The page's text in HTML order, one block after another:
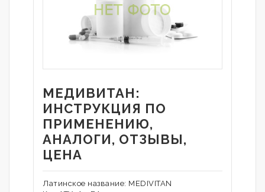
МЕДИВИТАН:
ИНСТРУКЦИЯ ПО
ПРИМЕНЕНИЮ,
АНАЛОГИ, ОТЗЫВЫ,
ЦЕНА
Латинское название: MEDIVITAN